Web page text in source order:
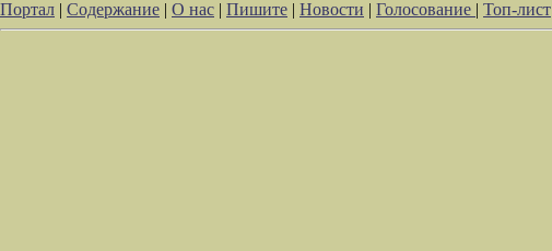
Портал | Содержание | О нас | Пишите | Новости | Голосование | Топ-лист